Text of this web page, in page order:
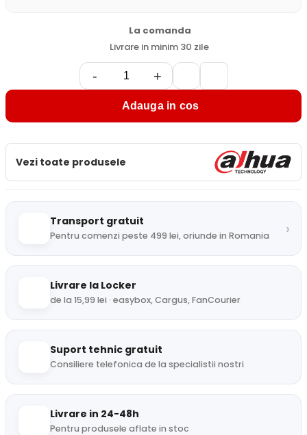
La comanda
Livrare in minim 30 zile
- +
Adauga in cos
Vezi toate produsele
Transport gratuit
Pentru comenzi peste 499 lei, oriunde in Romania ›
Livrare la Locker
de la 15,99 lei · easybox, Cargus, FanCourier
Suport tehnic gratuit
Consiliere telefonica de la specialistii nostri
Livrare in 24-48h
Pentru produsele aflate in stoc